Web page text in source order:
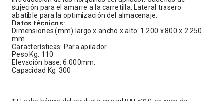
sujeción para el amarre a la carretilla. Lateral trasero
abatible para la optimización del almacenaje.
Datos técnicos:
Dimensiones (mm) largo x ancho x alto: 1.200 x 800 x 2.250
mm.
Características: Para apilador
Peso Kg: 110
Elevación base: 6.000mm.
Capacidad Kg: 300